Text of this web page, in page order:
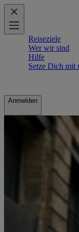
Reiseziele
Wer wir sind
Hilfe
Setze Dich mit
Anmelden